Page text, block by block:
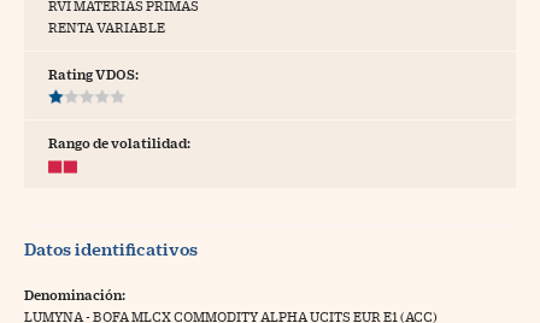
RVI MATERIAS PRIMAS
RENTA VARIABLE
Rating VDOS:
Rango de volatilidad:
Datos identificativos
Denominación:
LUMYNA - BOFA MLCX COMMODITY ALPHA UCITS EUR E1 (ACC)